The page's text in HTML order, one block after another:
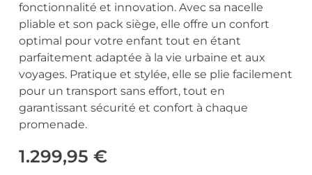
fonctionnalité et innovation. Avec sa nacelle
pliable et son pack siège, elle offre un confort
optimal pour votre enfant tout en étant
parfaitement adaptée à la vie urbaine et aux
voyages. Pratique et stylée, elle se plie facilement
pour un transport sans effort, tout en
garantissant sécurité et confort à chaque
promenade.
1.299,95 €